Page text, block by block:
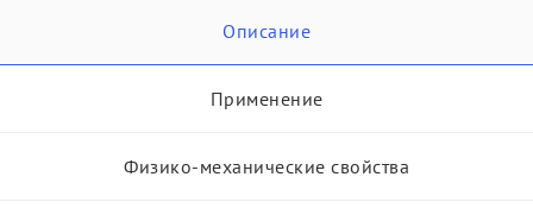
Описание
Применение
Физико-механические свойства